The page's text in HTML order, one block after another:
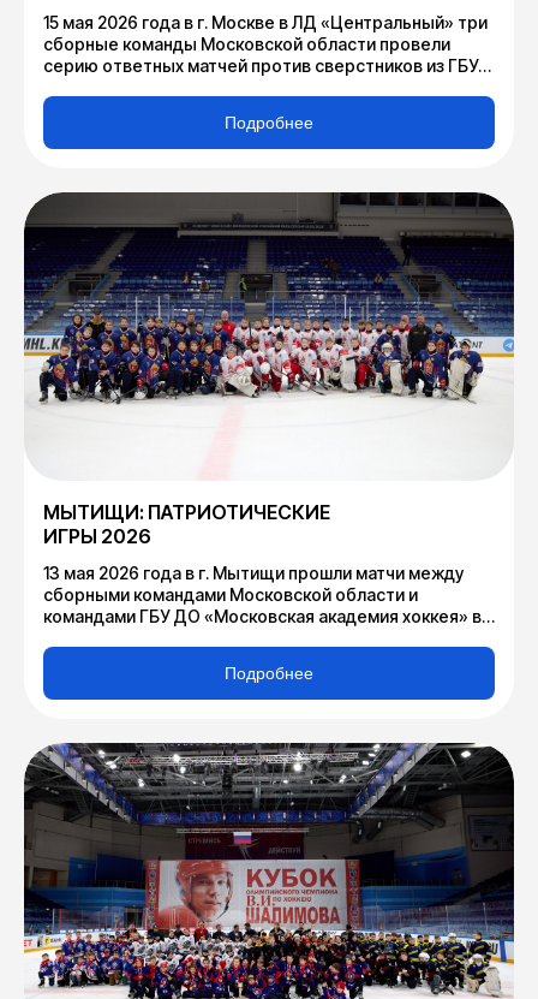
15 мая 2026 года в г. Москве в ЛД «Центральный» три
сборные команды Московской области провели
серию ответных матчей против сверстников из ГБУ
ежегодного спортивного соревнования
«Патриотические игры».Подробнее
МЫТИЩИ: ПАТРИОТИЧЕСКИЕ
ИГРЫ 2026
13 мая 2026 года в г. Мытищи прошли матчи между
сборными командами Московской области и
командами ГБУ ДО «Московская академия хоккея» в
«Патриотические игры».
Подробнее